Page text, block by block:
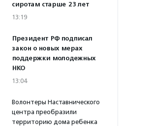
сиротам старше 23 лет
13:19
Президент РФ подписал
закон о новых мерах
поддержки молодежных
НКО
13:04
Волонтеры Наставнического
центра преобразили
территорию дома ребенка